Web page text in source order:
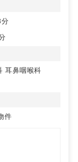
口約5.6万人・
261人/日、内科
、耳鼻咽喉科
夏に東京メトロ
し。内見可能、
経外科・整形外
・心療内科。建
線計画が立てや
い
耳鼻咽喉科
件